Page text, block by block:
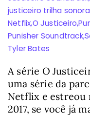
justiceiro trilha
Netflix,O Justiceiro,
Punisher Soundtrack,
Tyler Bates
A série O
uma série da
Netflix e estreou
2017, se você já